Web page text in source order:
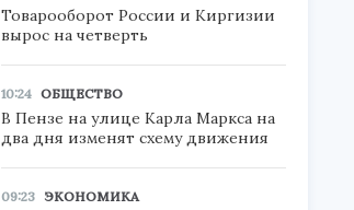
Товарооборот России и Киргизии
вырос на четверть
10:24 ОБЩЕСТВО
В Пензе на улице Карла Маркса на
два дня изменят схему движения
09:23 ЭКОНОМИКА